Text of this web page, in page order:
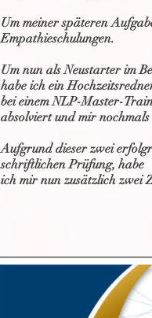
Um meiner späteren
Empathieschulungen.
Um nun als Neustarter im
habe ich ein
bei einem NLP-Master-
absolviert und mir
Aufgrund dieser zwei
schriftlichen Prüfung, habe
ich mir nun zusätzlich zwei